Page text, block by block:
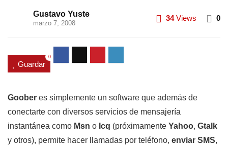
Gustavo Yuste
marzo 7, 2008
34Views 0
Guardar
0
Goober es simplemente un software que además de
conectarte con diversos servicios de mensajería
instantánea como Msn o Icq (próximamente Yahoo, Gtalk
y otros), permite hacer llamadas por teléfono, enviar SMS,